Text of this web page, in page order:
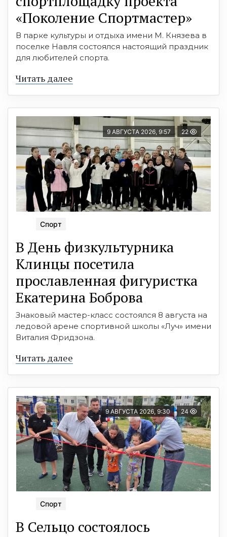
«Поколение Спортмастер»
В парке культуры и отдыха имени М. Князева в
поселке Навля состоялся настоящий праздник
для любителей спорта.
Читать далее
9 АВГУСТА 2026, 9:57 22
Спорт
В День физкультурника
Клинцы посетила
прославленная фигуристка
Екатерина Боброва
Знаковый мастер-класс состоялся 8 августа на
ледовой арене спортивной школы «Луч» имени
Виталия Фридзона.
Читать далее
9 АВГУСТА 2026, 9:30 24
Спорт
В Сельцо состоялось